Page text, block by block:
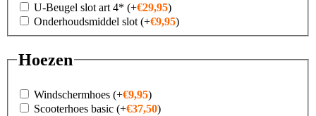
U-Beugel slot art 4* (+€29,95)
Onderhoudsmiddel slot (+€9,95)
Hoezen
Windschermhoes (+€9,95)
Scooterhoes basic (+€37,50)